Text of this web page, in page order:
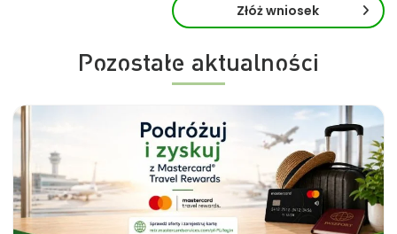
Złóż wniosek
Pozostałe aktualności